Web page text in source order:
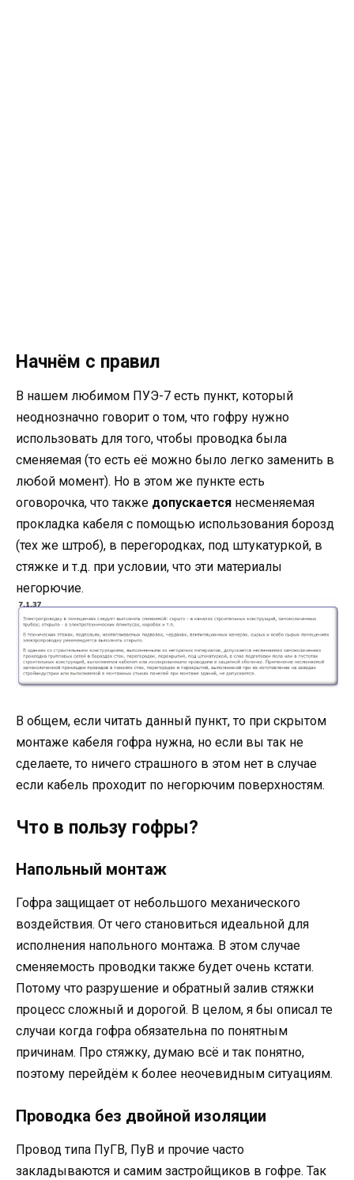
Начнём с правил
В нашем любимом ПУЭ-7 есть пункт, который
неоднозначно говорит о том, что гофру нужно
использовать для того, чтобы проводка была
сменяемая (то есть её можно было легко заменить в
любой момент). Но в этом же пункте есть
оговорочка, что также допускается несменяемая
прокладка кабеля с помощью использования борозд
(тех же штроб), в перегородках, под штукатуркой, в
стяжке и т.д. при условии, что эти материалы
негорючие.
В общем, если читать данный пункт, то при скрытом
монтаже кабеля гофра нужна, но если вы так не
сделаете, то ничего страшного в этом нет в случае
если кабель проходит по негорючим поверхностям.
Что в пользу гофры?
Напольный монтаж
Гофра защищает от небольшого механического
воздействия. От чего становиться идеальной для
исполнения напольного монтажа. В этом случае
сменяемость проводки также будет очень кстати.
Потому что разрушение и обратный залив стяжки
процесс сложный и дорогой. В целом, я бы описал те
случаи когда гофра обязательна по понятным
причинам. Про стяжку, думаю всё и так понятно,
поэтому перейдём к более неочевидным ситуациям.
Проводка без двойной изоляции
Провод типа ПуГВ, ПуВ и прочие часто
закладываются и самим застройщиков в гофре. Так